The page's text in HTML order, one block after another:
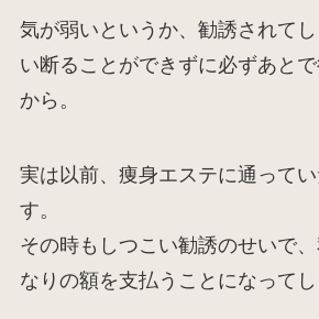
気が弱いというか、勧誘されて
い断ることができずに必ずあと
から。
実は以前、痩身エステに通って
す。
その時もしつこい勧誘のせいで
なりの額を支払うことになってし